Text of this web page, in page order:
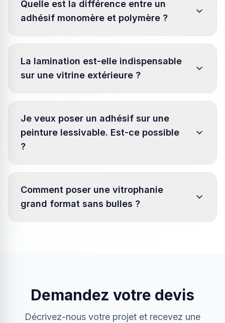
Quelle est la différence entre un
adhésif monomère et polymère ?
La lamination est-elle indispensable
sur une vitrine extérieure ?
Je veux poser un adhésif sur une
peinture lessivable. Est-ce possible
?
Comment poser une vitrophanie
grand format sans bulles ?
Demandez votre devis
Décrivez-nous votre projet et recevez une